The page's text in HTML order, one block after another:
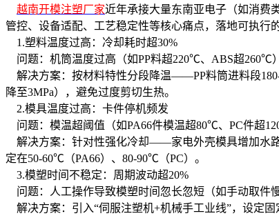
越南开模注塑厂家近年承接大量东南亚电子（如消费
管控、设备适配、工艺稳定性等核心痛点，落地可执行
1.塑料温度过高：冷却耗时超30%
问题：机筒温度过高（如PP料超220℃、ABS超260℃
解决方案：按材料特性分段降温——PP料筒进料段
降至3MPa），避免过度剪切生热。
2.模具温度过高：卡件停机频发
问题：模温超阈值（如PA66件模温超80℃、PC件超
解决方案：针对性强化冷却——家电外壳模具增加水路
定在50-60℃（PA66）、80-90℃（PC）。
3.模塑时间不稳定：周期波动超20%
问题：人工操作导致模塑时间忽长忽短（如手动取件
解决方案：引入“伺服注塑机+机械手工业线”，设定